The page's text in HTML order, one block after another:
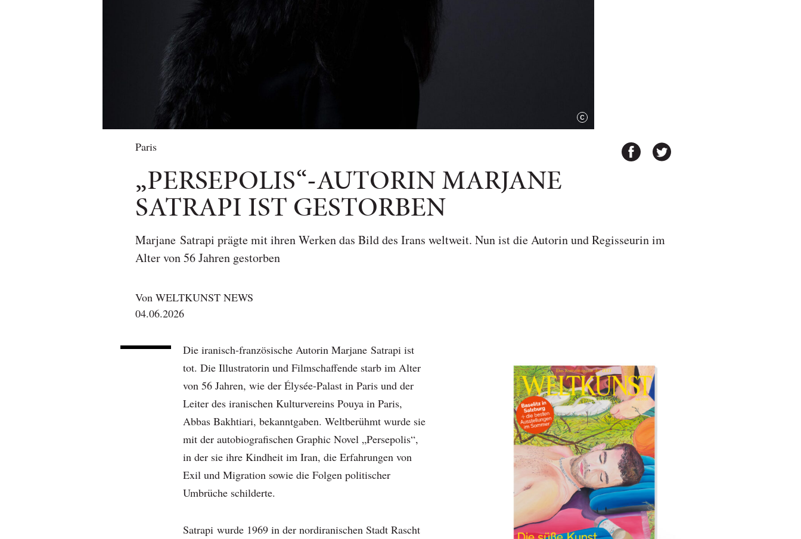
Paris
„PERSEPOLIS“-AUTORIN MARJANE
SATRAPI IST GESTORBEN
Marjane Satrapi prägte mit ihren Werken das Bild des Irans weltweit. Nun ist die Autorin und Regisseurin im
Alter von 56 Jahren gestorben
Von WELTKUNST NEWS
04.06.2026
Die iranisch-französische Autorin Marjane Satrapi ist
tot. Die Illustratorin und Filmschaffende starb im Alter
von 56 Jahren, wie der Élysée-Palast in Paris und der
Leiter des iranischen Kulturvereins Pouya in Paris,
Abbas Bakhtiari, bekanntgaben. Weltberühmt wurde sie
mit der autobiografischen Graphic Novel „Persepolis“,
in der sie ihre Kindheit im Iran, die Erfahrungen von
Exil und Migration sowie die Folgen politischer
Umbrüche schilderte.
Satrapi wurde 1969 in der nordiranischen Stadt Rascht